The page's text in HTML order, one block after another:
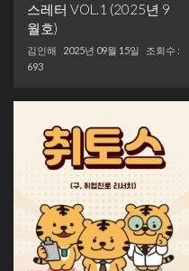
스레터 VOL.1 (2025년 9
월호)
김인해 2025년 09월 15일
조회수 :
693